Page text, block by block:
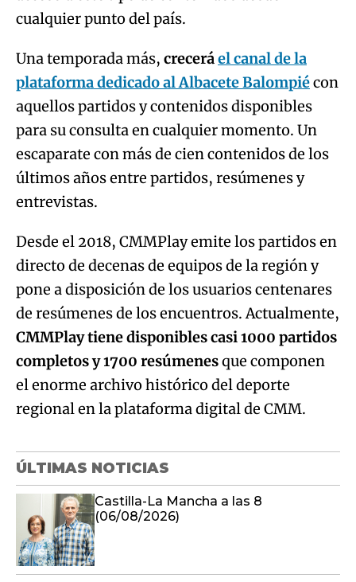
cualquier punto del país.
Una temporada más, creceráel canal de la
plataforma dedicado al Albacete Balompiécon
aquellos partidos y contenidos disponibles
para su consulta en cualquier momento. Un
escaparate con más de cien contenidos de los
últimos años entre partidos, resúmenes y
entrevistas.
Desde el 2018, CMMPlay emite los partidos en
directo de decenas de equipos de la región y
pone a disposición de los usuarios centenares
de resúmenes de los encuentros. Actualmente,
CMMPlay tiene disponibles casi 1000 partidos
completos y 1700 resúmenesque componen
el enorme archivo histórico del deporte
regional en la plataforma digital de CMM.
ÚLTIMAS NOTICIAS
Castilla-La Mancha a las 8
(06/08/2026)